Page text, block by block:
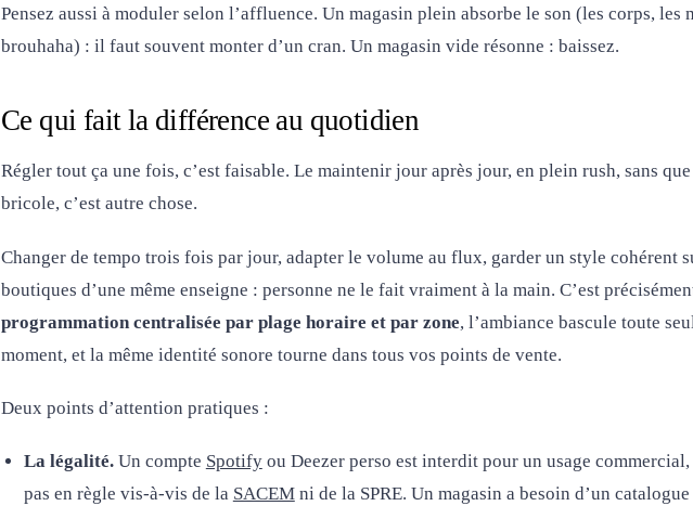
Pensez aussi à moduler selon l’affluence. Un magasin plein absorbe le son (les corps, les
brouhaha) : il faut souvent monter d’un cran. Un magasin vide résonne : baissez.
Ce qui fait la différence au quotidien
Régler tout ça une fois, c’est faisable. Le maintenir jour après jour, en plein rush, sans
bricole, c’est autre chose.
Changer de tempo trois fois par jour, adapter le volume au flux, garder un style cohérent
boutiques d’une même enseigne : personne ne le fait vraiment à la main. C’est
programmation centralisée par plage horaire et par zone, l’ambiance bascule toute
moment, et la même identité sonore tourne dans tous vos points de vente.
Deux points d’attention pratiques :
La légalité.Un compte Spotifyou Deezer perso est interdit pour un usage commercial,
pas en règle vis-à-vis de la SACEMni de la SPRE. Un magasin a besoin d’un